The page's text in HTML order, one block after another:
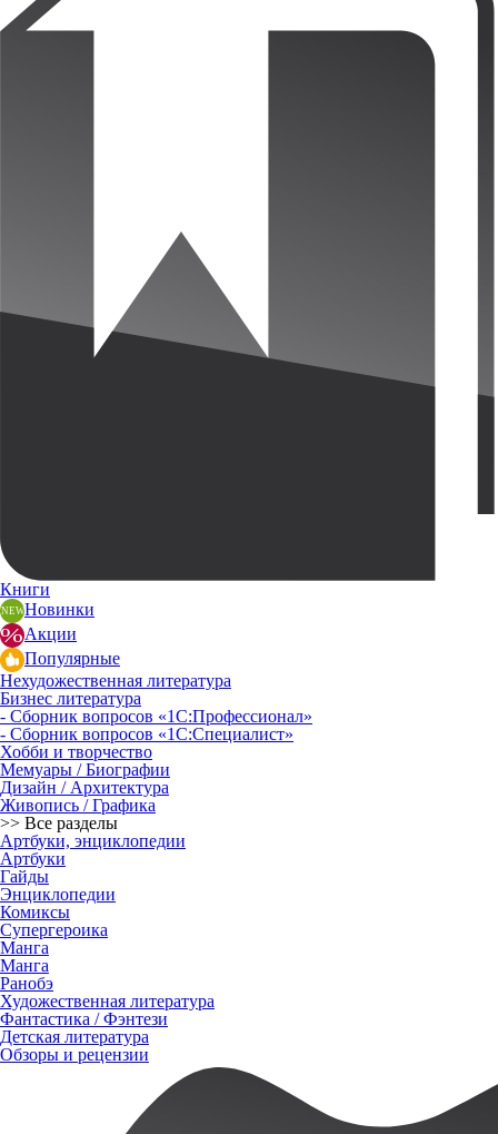
Книги
Новинки
Акции
Популярные
Нехудожественная литература
Бизнес литература
- Сборник вопросов «1С:Профессионал»
- Сборник вопросов «1С:Специалист»
Хобби и творчество
Мемуары / Биографии
Дизайн / Архитектура
Живопись / Графика
>> Все разделы
Артбуки, энциклопедии
Артбуки
Гайды
Энциклопедии
Комиксы
Супергероика
Манга
Манга
Ранобэ
Художественная литература
Фантастика / Фэнтези
Детская литература
Обзоры и рецензии